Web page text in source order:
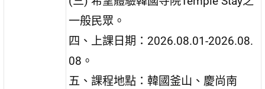
一般民眾。
四、上課日期：2026.08.01-2026.08.
08。
五、課程地點：韓國釜山、慶尚南